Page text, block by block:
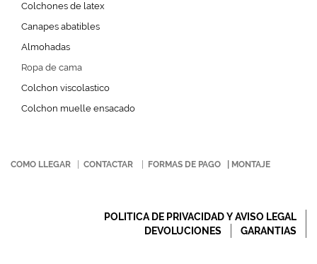
Colchones de latex
Canapes abatibles
Almohadas
Ropa de cama
Colchon viscolastico
Colchon muelle ensacado
COMO LLEGAR CONTACTAR FORMAS DE PAGO MONTAJE
POLITICA DE PRIVACIDAD Y AVISO LEGAL
DEVOLUCIONES
GARANTIAS